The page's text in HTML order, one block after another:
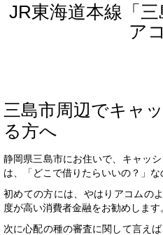
JR東海道本線「
ア
三島市周辺でキャ
る方へ
静岡県三島市にお住いで、キャッ
は、「どこで借りたらいいの？」な
初めての方には、やはりアコムの
度が高い消費者金融をお勧めします
次に心配の種の審査に関して言え